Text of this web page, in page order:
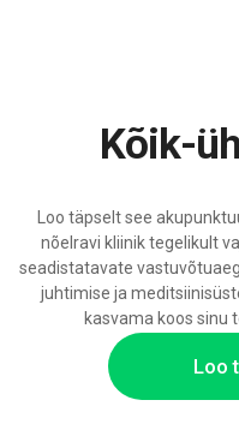
Loo
Kõik-
Loo täpselt see
nõelravi kliinik tegelikult
seadistatavate
juhtimise ja
kasvama koos sinu